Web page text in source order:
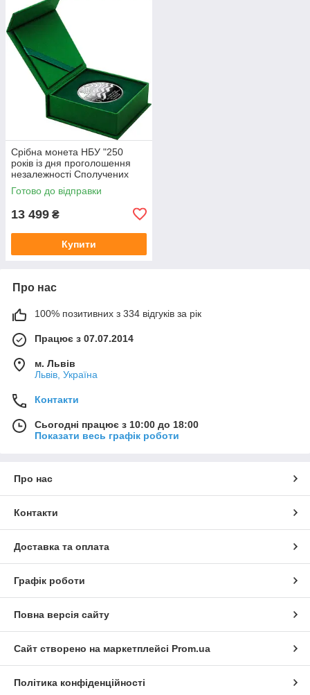
Срібна монета НБУ "250
років із дня проголошення
незалежності Сполучених
Штатів Америки"
Готово до відправки
13 499 ₴
Купити
Про нас
100% позитивних з 334 відгуків за рік
Працює з 07.07.2014
м. Львів
Львів, Україна
Контакти
Сьогодні працює з 10:00 до 18:00
Показати весь графік роботи
Про нас
Контакти
Доставка та оплата
Графік роботи
Повна версія сайту
Сайт створено на маркетплейсі Prom.ua
Політика конфіденційності